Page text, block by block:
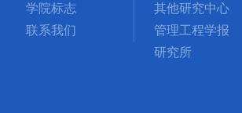
学院标志
联系我们
其他研究中心
管理工程学报
研究所